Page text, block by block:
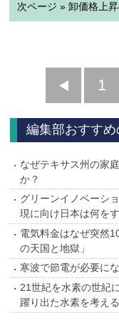
次ページ » 卸価格上
前
へ
1
編集部おすす
なぜテキサス州の家
か？
グリーンイノベーシ
現に向け日本は何を
電気料金はなぜ突然
の天国と地獄」
寒波で節電が必要に
21世紀を水素の世紀
躍り出た水素を考える